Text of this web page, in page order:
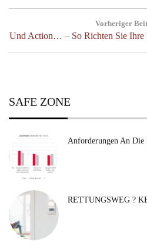
Vorheriger
Previous
Und Action… – So Richten Sie Ihre
SAFE ZONE
Anforderungen An Die
RETTUNGSWEG ?